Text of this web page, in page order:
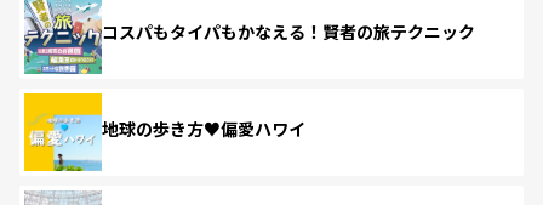
コスパもタイパもかなえる！賢者の旅テクニック
地球の歩き方♥偏愛ハワイ